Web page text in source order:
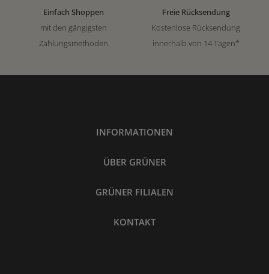
Einfach Shoppen
mit den gängigsten
Zahlungsmethoden
Freie Rücksendung
Kostenlose Rücksendung
innerhalb von 14 Tagen*
INFORMATIONEN
ÜBER GRÜNER
GRÜNER FILIALEN
KONTAKT